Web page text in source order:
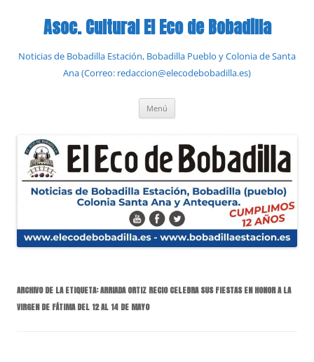
contenidoAsoc. Cultural El Eco de Bobadilla
Noticias de Bobadilla Estación, Bobadilla Pueblo y Colonia de Santa
Ana (Correo: redaccion@elecodebobadilla.es)
Menú
ARCHIVO DE LA ETIQUETA:ARRIADA ORTIZ RECIO CELEBRA SUS FIESTAS EN HONOR A LA
VIRGEN DE FÁTIMA DEL 12 AL 14 DE MAYO